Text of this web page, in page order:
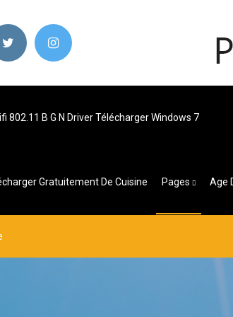
802.11 B G N Driver Télécharger Windows 7
Gratuitement De Cuisine Pages Age